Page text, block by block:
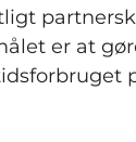
er at